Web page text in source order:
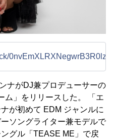
ナがDJ兼プロデューサーの
ム」をリリースした。 「エ
が初めて EDM ジャンルに
ソングライター兼モデルで
グル「TEASE ME」で戻